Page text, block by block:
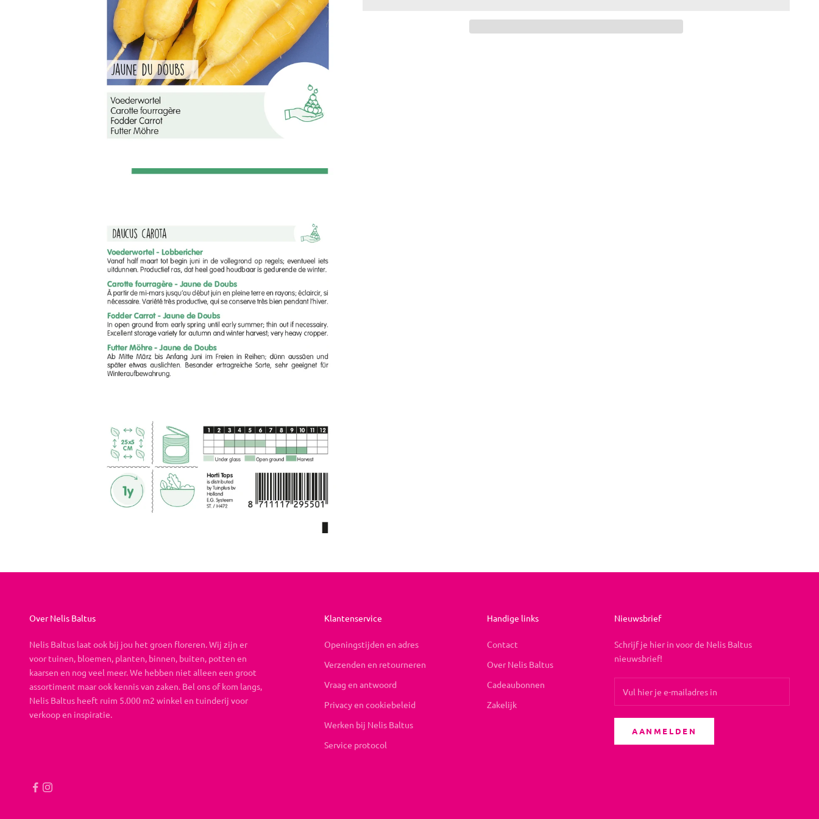
Over Nelis Baltus
Nelis Baltus laat ook bij jou het groen floreren. Wij zijn er
voor tuinen, bloemen, planten, binnen, buiten, potten en
kaarsen en nog veel meer. We hebben niet alleen een groot
assortiment maar ook kennis van zaken. Bel ons of kom langs,
Nelis Baltus heeft ruim 5.000 m2 winkel en tuinderij voor
verkoop en inspiratie.
Klantenservice
Openingstijden en adres
Verzenden en retourneren
Vraag en antwoord
Privacy en cookiebeleid
Werken bij Nelis Baltus
Service protocol
Handige links
Contact
Over Nelis Baltus
Cadeaubonnen
Zakelijk
Nieuwsbrief
Schrijf je hier in voor de Nelis Baltus
nieuwsbrief!
AANMELDEN